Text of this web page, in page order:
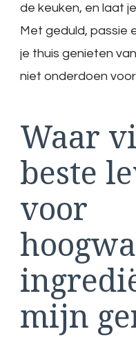
de keuken, en laat
Met geduld, passie
je thuis genieten
niet onderdoen
Waar
beste
voor
mijn